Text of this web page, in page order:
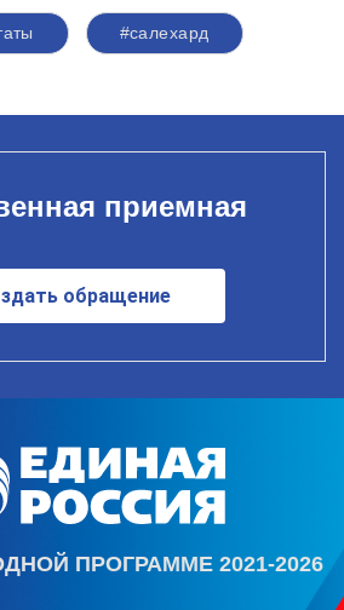
#салехард
приемная
обращение
ПРОГРАММЕ 2021-2026